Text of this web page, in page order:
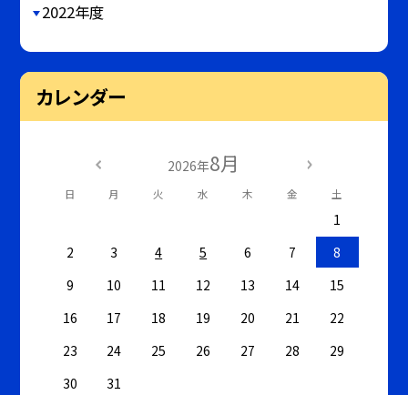
2022年度
カレンダー
2026年8月
日 月 火 水 木 金 土
1
2
3 4 5 6 7
8
9
10 11 12 13 14
15
16
17 18 19 20 21
22
23
24 25 26 27 28
29
30
31